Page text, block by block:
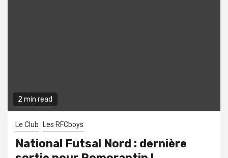
2 min read
Le Club Les RFCboys
National Futsal Nord : dernière